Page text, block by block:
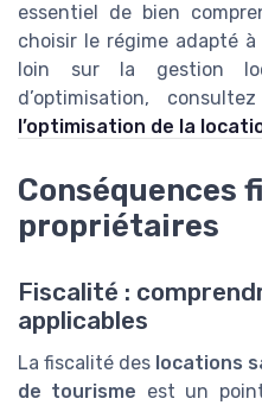
essentiel de bien
choisir le régime adapté
loin sur la gestion
d’optimisation,
l’optimisation de la
Conséquences
propriétaires
Fiscalité :
applicables
La fiscalité des locations
de tourisme est un